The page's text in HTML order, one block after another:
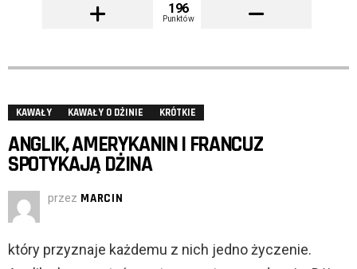
196
Punktów
KAWAŁY KAWAŁY O DŻINIE KRÓTKIE
ANGLIK, AMERYKANIN I FRANCUZ
SPOTYKAJĄ DŻINA
przez MARCIN
który przyznaje każdemu z nich jedno życzenie.